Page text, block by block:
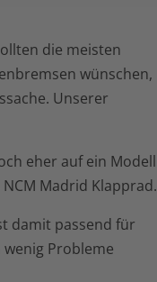
die meisten
wünschen,
Unserer
eher auf ein Modell
Madrid Klapprad.
damit passend für
Probleme